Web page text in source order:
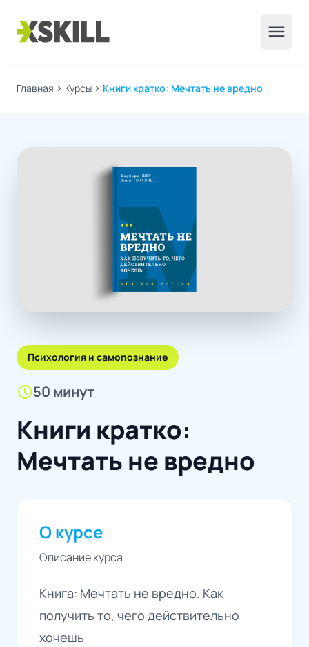
menu
Главная chevron_right Курсы chevron_right Книги кратко: Мечтать не вредно
Психология и самопознание
schedule50 минут
Книги кратко:
Мечтать не вредно
О курсе
Описание курса
Книга: Мечтать не вредно. Как
получить то, чего действительно
хочешь